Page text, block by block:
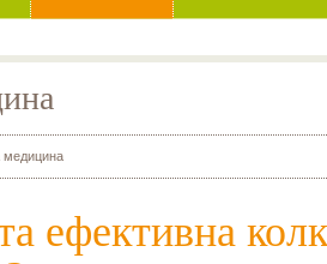
медицина
ефективна